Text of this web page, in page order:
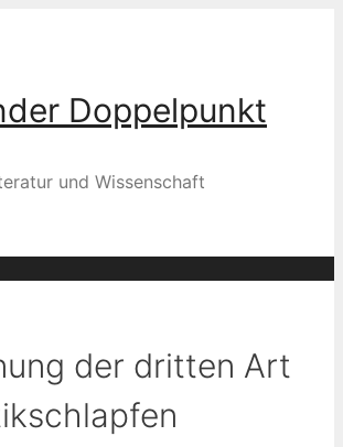
Doppelpunkt
und Wissenschaft
der dritten Art